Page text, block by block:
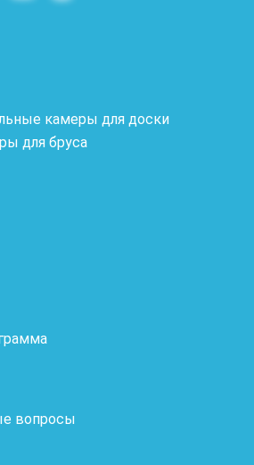
камеры для доски
для бруса
вопросы